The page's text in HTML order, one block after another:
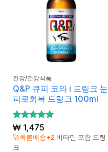
건강/건강식품
Q&P 큐피 코와 i 드링크 눈
피로회복 드링크 100ml
5 중에서
5로 평가
됨
₩1,475
🚀빠른배송+2 비타민 포함 드링
크